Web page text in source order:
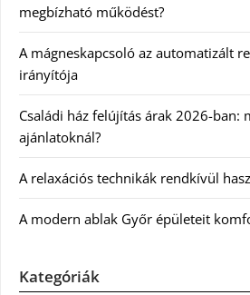
megbízható működést?
A mágneskapcsoló az automatizált
irányítója
Családi ház felújítás árak 2026-ban:
ajánlatoknál?
A relaxációs technikák rendkívül
A modern ablak Győr épületeit
Kategóriák